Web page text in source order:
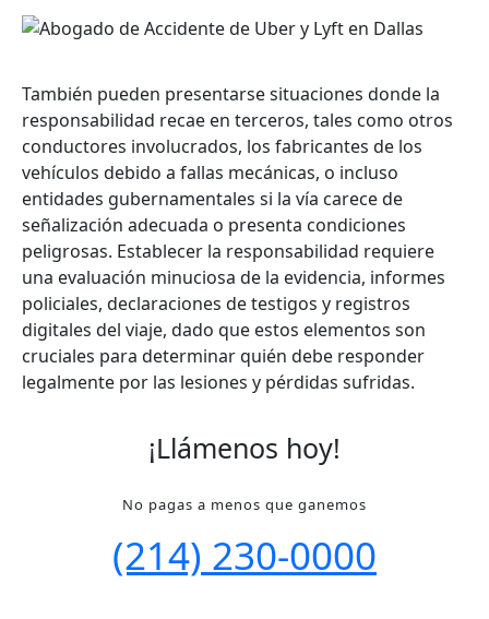
También pueden presentarse situaciones donde la
responsabilidad recae en terceros, tales como otros
conductores involucrados, los fabricantes de los
vehículos debido a fallas mecánicas, o incluso
entidades gubernamentales si la vía carece de
señalización adecuada o presenta condiciones
peligrosas. Establecer la responsabilidad requiere
una evaluación minuciosa de la evidencia, informes
policiales, declaraciones de testigos y registros
digitales del viaje, dado que estos elementos son
cruciales para determinar quién debe responder
legalmente por las lesiones y pérdidas sufridas.
¡Llámenos hoy!
No pagas a menos que ganemos
(214) 230-0000